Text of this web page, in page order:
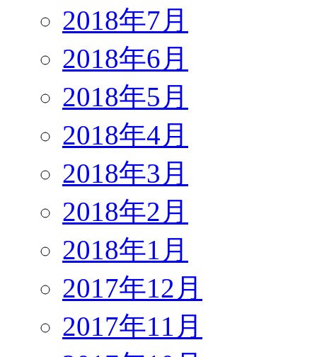
2018年7月
2018年6月
2018年5月
2018年4月
2018年3月
2018年2月
2018年1月
2017年12月
2017年11月